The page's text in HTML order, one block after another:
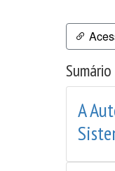
Sumário
A